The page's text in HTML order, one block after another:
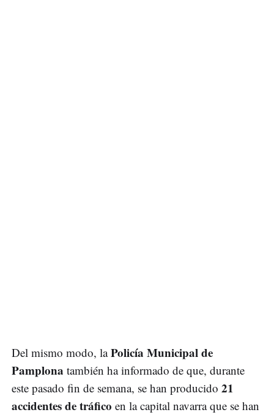
Del mismo modo, laPolicía Municipal de
Pamplona también ha informado de que, durante
este pasado fin de semana, se han producido 21
accidentes de tráfico en la capital navarra que se han